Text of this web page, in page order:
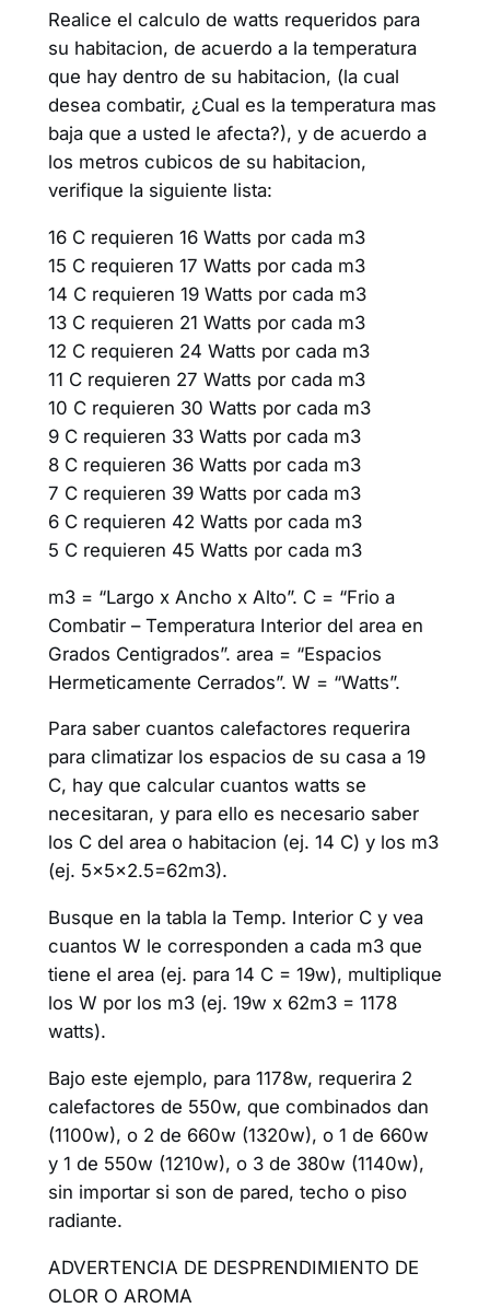
Realice el calculo de watts requeridos para
su habitacion, de acuerdo a la temperatura
que hay dentro de su habitacion, (la cual
desea combatir, ¿Cual es la temperatura mas
baja que a usted le afecta?), y de acuerdo a
los metros cubicos de su habitacion,
verifique la siguiente lista:
16 C requieren 16 Watts por cada m3
15 C requieren 17 Watts por cada m3
14 C requieren 19 Watts por cada m3
13 C requieren 21 Watts por cada m3
12 C requieren 24 Watts por cada m3
11 C requieren 27 Watts por cada m3
10 C requieren 30 Watts por cada m3
9 C requieren 33 Watts por cada m3
8 C requieren 36 Watts por cada m3
7 C requieren 39 Watts por cada m3
6 C requieren 42 Watts por cada m3
5 C requieren 45 Watts por cada m3
m3 = “Largo x Ancho x Alto”. C = “Frio a
Combatir – Temperatura Interior del area en
Grados Centigrados”. area = “Espacios
Hermeticamente Cerrados”. W = “Watts”.
Para saber cuantos calefactores requerira
para climatizar los espacios de su casa a 19
C, hay que calcular cuantos watts se
necesitaran, y para ello es necesario saber
los C del area o habitacion (ej. 14 C) y los m3
(ej. 5x5x2.5=62m3).
Busque en la tabla la Temp. Interior C y vea
cuantos W le corresponden a cada m3 que
tiene el area (ej. para 14 C = 19w), multiplique
los W por los m3 (ej. 19w x 62m3 = 1178
watts).
Bajo este ejemplo, para 1178w, requerira 2
calefactores de 550w, que combinados dan
(1100w), o 2 de 660w (1320w), o 1 de 660w
y 1 de 550w (1210w), o 3 de 380w (1140w),
sin importar si son de pared, techo o piso
radiante.
ADVERTENCIA DE DESPRENDIMIENTO DE
OLOR O AROMA